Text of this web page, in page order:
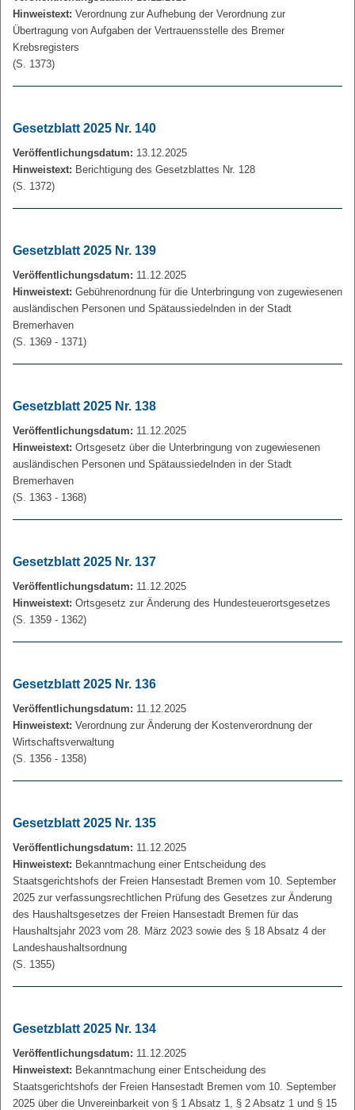
Hinweistext: Verordnung zur Aufhebung der Verordnung zur
Übertragung von Aufgaben der Vertrauensstelle des Bremer
Krebsregisters
(S. 1373)
Gesetzblatt 2025 Nr. 140
Veröffentlichungsdatum: 13.12.2025
Hinweistext: Berichtigung des Gesetzblattes Nr. 128
(S. 1372)
Gesetzblatt 2025 Nr. 139
Veröffentlichungsdatum: 11.12.2025
Hinweistext: Gebührenordnung für die Unterbringung von zugewiesenen
ausländischen Personen und Spätaussiedelnden in der Stadt
Bremerhaven
(S. 1369 - 1371)
Gesetzblatt 2025 Nr. 138
Veröffentlichungsdatum: 11.12.2025
Hinweistext: Ortsgesetz über die Unterbringung von zugewiesenen
ausländischen Personen und Spätaussiedelnden in der Stadt
Bremerhaven
(S. 1363 - 1368)
Gesetzblatt 2025 Nr. 137
Veröffentlichungsdatum: 11.12.2025
Hinweistext: Ortsgesetz zur Änderung des Hundesteuerortsgesetzes
(S. 1359 - 1362)
Gesetzblatt 2025 Nr. 136
Veröffentlichungsdatum: 11.12.2025
Hinweistext: Verordnung zur Änderung der Kostenverordnung der
Wirtschaftsverwaltung
(S. 1356 - 1358)
Gesetzblatt 2025 Nr. 135
Veröffentlichungsdatum: 11.12.2025
Hinweistext: Bekanntmachung einer Entscheidung des
Staatsgerichtshofs der Freien Hansestadt Bremen vom 10. September
2025 zur verfassungsrechtlichen Prüfung des Gesetzes zur Änderung
des Haushaltsgesetzes der Freien Hansestadt Bremen für das
Haushaltsjahr 2023 vom 28. März 2023 sowie des § 18 Absatz 4 der
Landeshaushaltsordnung
(S. 1355)
Gesetzblatt 2025 Nr. 134
Veröffentlichungsdatum: 11.12.2025
Hinweistext: Bekanntmachung einer Entscheidung des
Staatsgerichtshofs der Freien Hansestadt Bremen vom 10. September
2025 über die Unvereinbarkeit von § 1 Absatz 1, § 2 Absatz 1 und § 15